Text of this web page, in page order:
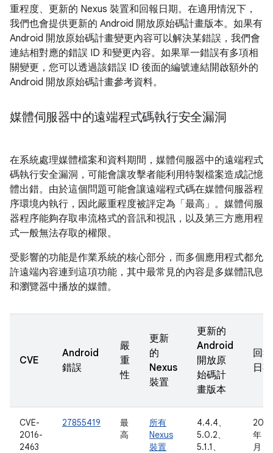
重程度、更新的 Nexus 裝置和回報日期。在適用情況下，
我們也會提供更新的 Android 開放原始碼計畫版本。如果有
Android 開放原始碼計畫變更內容可以解決某錯誤，我們會
連結相對應的錯誤 ID 和變更內容。如果單一錯誤有多項相
關變更，您可以透過該錯誤 ID 後面的編號連結開啟額外的
Android 開放原始碼計畫參考資料。
媒體伺服器中的遠端程式碼執行安全漏洞
在系統處理媒體檔案和資料期間，媒體伺服器中的遠端程式
碼執行安全漏洞，可能會讓攻擊者能利用特製檔案造成記憶
體出錯。由於這個問題可能會讓遠端程式碼在媒體伺服器程
序環境內執行，因此嚴重程度被評定為「最高」。媒體伺服
器程序能夠存取串流格式的音訊和視訊，以及第三方應用程
式一般無法存取的權限。
受影響的功能是作業系統的核心部分，而多個應用程式都允
許遠端內容連到這項功能，其中最常見的內容是多媒體訊息
和瀏覽器中播放的媒體。
CVE
Android
錯誤
嚴
重
性
更新
的
Nexus
裝置
更新的
Android
開放原
始碼計
畫版本
回報
日期
CVE-
2016-
2463
27855419
最
高
所有
Nexus
裝置
4.4.4、
5.0.2、
5.1.1、
2016
年 3
月